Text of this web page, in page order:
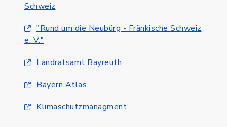
Schweiz
"Rund um die Neubürg - Fränkische Schweiz
e. V."
Landratsamt Bayreuth
Bayern Atlas
Klimaschutzmanagment